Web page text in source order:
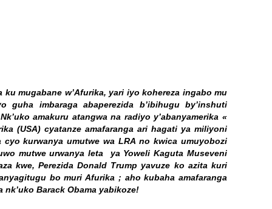
ku mugabane w’Afurika, yari iyo kohereza ingabo mu
guha imbaraga abaperezida b’ibihugu by’inshuti
amakuru atangwa na radiyo y’abanyamerika «
(USA) cyatanze amafaranga ari hagati ya miliyoni
cyo kurwanya umutwe wa LRA no kwica umuyobozi
mutwe urwanya leta ya Yoweli Kaguta Museveni
kwe, Perezida Donald Trump yavuze ko azita kuri
bo muri Afurika ; aho kubaha amafaranga
Barack Obama yabikoze!